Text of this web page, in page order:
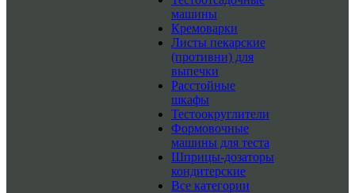
машины
Кремоварки
Листы пекарские
(противни) для
выпечки
Расстойные
шкафы
Тестоокруглители
Формовочные
машины для теста
Шприцы-дозаторы
кондитерские
Все категории